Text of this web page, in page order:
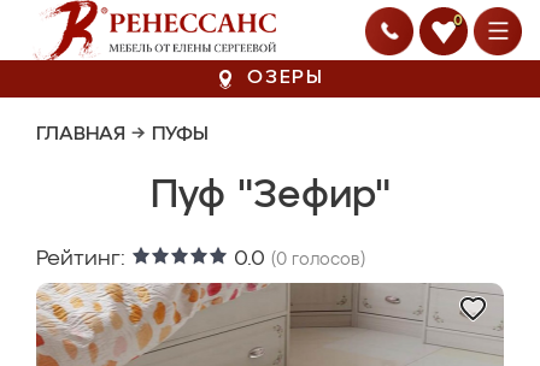
0
ОЗЕРЫ
ГЛАВНАЯ → ПУФЫ
Пуф "Зефир"
Рейтинг: 0.0 (0 голосов)